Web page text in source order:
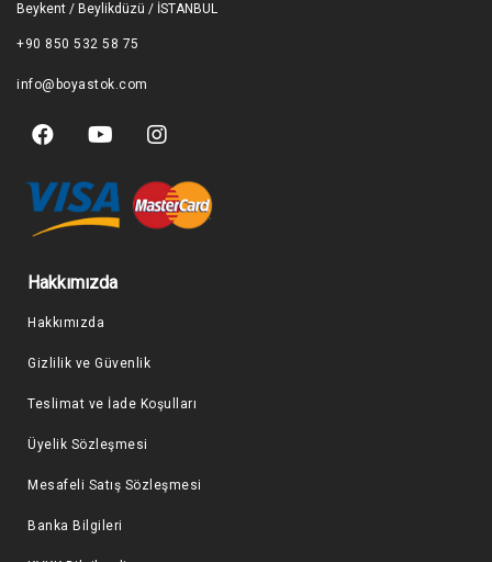
Beykent / Beylikdüzü / İSTANBUL
+90 850 532 58 75
info@boyastok.com
Hakkımızda
Hakkımızda
Gizlilik ve Güvenlik
Teslimat ve İade Koşulları
Üyelik Sözleşmesi
Mesafeli Satış Sözleşmesi
Banka Bilgileri